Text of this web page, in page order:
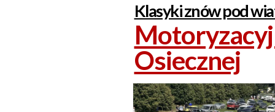
Klasyki znów pod
Osiecznej